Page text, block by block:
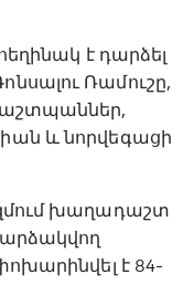
է դարձել
Ռամուշը,
և նորվեգացի
խաղադաշտ
է 84-